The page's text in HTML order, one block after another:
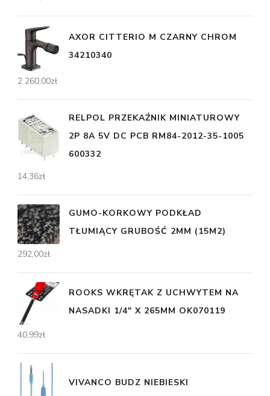
AXOR CITTERIO M CZARNY CHROM
34210340
2 260,00zł
RELPOL PRZEKAŹNIK MINIATUROWY
2P 8A 5V DC PCB RM84-2012-35-1005
600332
14,36zł
GUMO-KORKOWY PODKŁAD
TŁUMIĄCY GRUBOŚĆ 2MM (15M2)
292,00zł
ROOKS WKRĘTAK Z UCHWYTEM NA
NASADKI 1/4" X 265MM OK070119
40,99zł
VIVANCO BUDZ NIEBIESKI